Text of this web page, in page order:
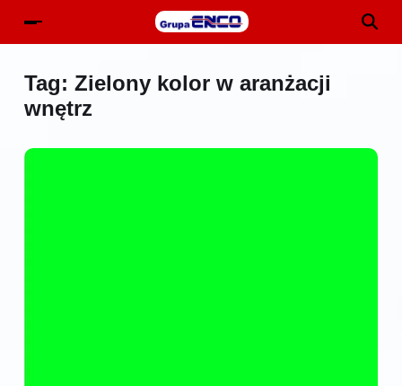
Tag: Zielony kolor w aranżacji
wnętrz